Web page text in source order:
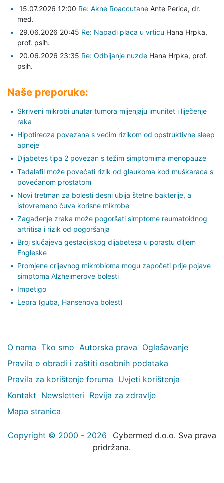
15.07.2026 12:00 Re: Akne Roaccutane Ante Perica, dr.
med.
29.06.2026 20:45 Re: Napadi placa u vrticu Hana Hrpka,
prof. psih.
20.06.2026 23:35 Re: Odbijanje nuzde Hana Hrpka, prof.
psih.
Naše preporuke:
Skriveni mikrobi unutar tumora mijenjaju imunitet i liječenje
raka
Hipotireoza povezana s većim rizikom od opstruktivne sleep
apneje
Dijabetes tipa 2 povezan s težim simptomima menopauze
Tadalafil može povećati rizik od glaukoma kod muškaraca s
povećanom prostatom
Novi tretman za bolesti desni ubija štetne bakterije, a
istovremeno čuva korisne mikrobe
Zagađenje zraka može pogoršati simptome reumatoidnog
artritisa i rizik od pogoršanja
Broj slučajeva gestacijskog dijabetesa u porastu diljem
Engleske
Promjene crijevnog mikrobioma mogu započeti prije pojave
simptoma Alzheimerove bolesti
Impetigo
Lepra (guba, Hansenova bolest)
O nama Tko smo Autorska prava Oglašavanje
Pravila o obradi i zaštiti osobnih podataka
Pravila za korištenje foruma Uvjeti korištenja
Kontakt Newsletteri Revija za zdravlje
Mapa stranica
Copyright © 2000 - 2026
Cybermed d.o.o. Sva prava
pridržana.